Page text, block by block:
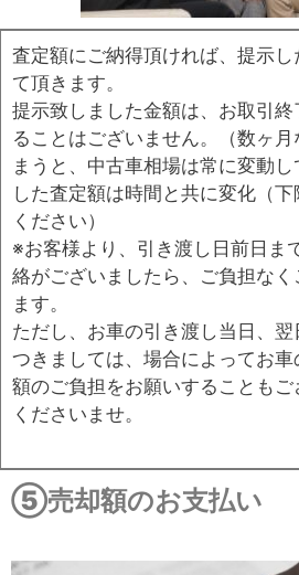
査定額にご納得頂ければ、提示
て頂きます。
提示致しました金額は、お取引
ることはございません。（数ヶ
まうと、 中古車相場は常に変動
した査定額は時間と共に変化（下
ください）
※お客様より、引き渡し日前日ま
絡がございましたら、ご負担な
ます。
ただし、お車の引き渡し当日、
つきましては、場合によってお
額のご負担をお願いすることも
くださいませ。
⑤売却額のお支払い